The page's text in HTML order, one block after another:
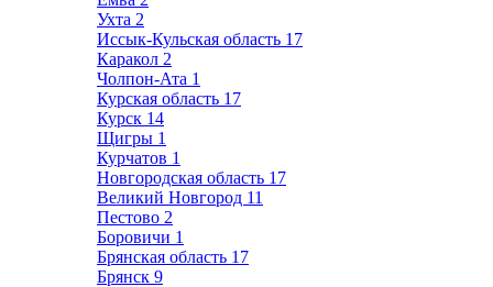
Ухта 2
Иссык-Кульская область 17
Каракол 2
Чолпон-Ата 1
Курская область 17
Курск 14
Щигры 1
Курчатов 1
Новгородская область 17
Великий Новгород 11
Пестово 2
Боровичи 1
Брянская область 17
Брянск 9